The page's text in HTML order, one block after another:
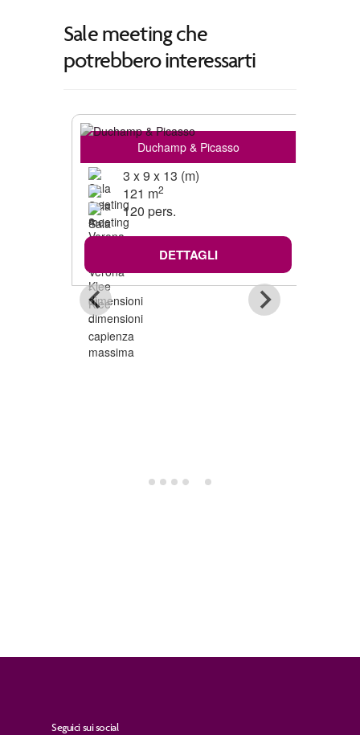
Sale meeting che
potrebbero interessarti
Duchamp & Picasso
3 x 9 x 13 (m)
121 m2
120 pers.
DETTAGLI
Seguici sui social